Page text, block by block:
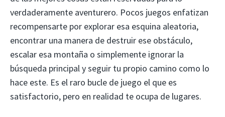
verdaderamente aventurero. Pocos juegos enfatizan
recompensarte por explorar esa esquina aleatoria,
encontrar una manera de destruir ese obstáculo,
escalar esa montaña o simplemente ignorar la
búsqueda principal y seguir tu propio camino como lo
hace este. Es el raro bucle de juego el que es
satisfactorio, pero en realidad te ocupa de lugares.